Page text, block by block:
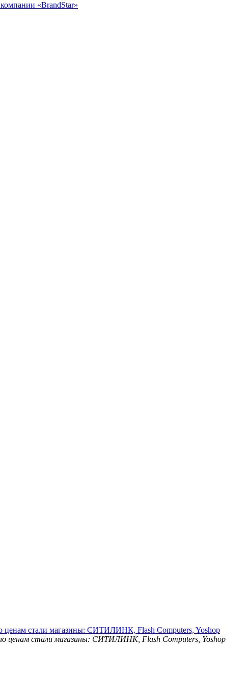
компании «BrandStar»
ценам стали магазины: СИТИЛИНК, Flash Computers, Yoshop